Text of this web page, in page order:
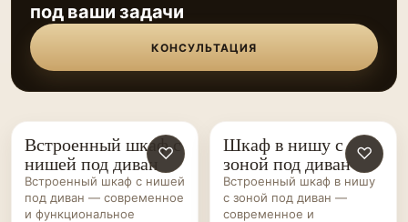
под ваши задачи
КОНСУЛЬТАЦИЯ
ШКАФЫ НА ЗАКАЗ ♡
Встроенный шкаф с
нишей под диван
Встроенный шкаф с нишей
под диван — современное
и функциональное
ШКАФЫ НА ЗАКАЗ ♡
Шкаф в нишу с
зоной под диван
Встроенный шкаф в нишу
с зоной под диван —
современное и